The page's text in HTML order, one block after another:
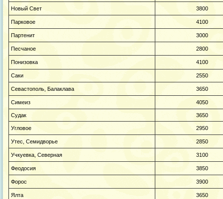
Новый Свет 3800
Парковое 4100
Партенит 3000
Песчаное 2800
Понизовка 4100
Саки 2550
Севастополь, Балаклава 3650
Симеиз 4050
Судак 3650
Угловое 2950
Утес, Семидворье 2850
Учкуевка, Северная 3100
Феодосия 3850
Форос 3900
Ялта 3650